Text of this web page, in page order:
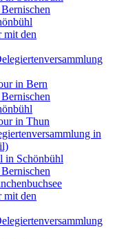
mit den
in Bern
in Thun
in
in Schönbühl
mit den